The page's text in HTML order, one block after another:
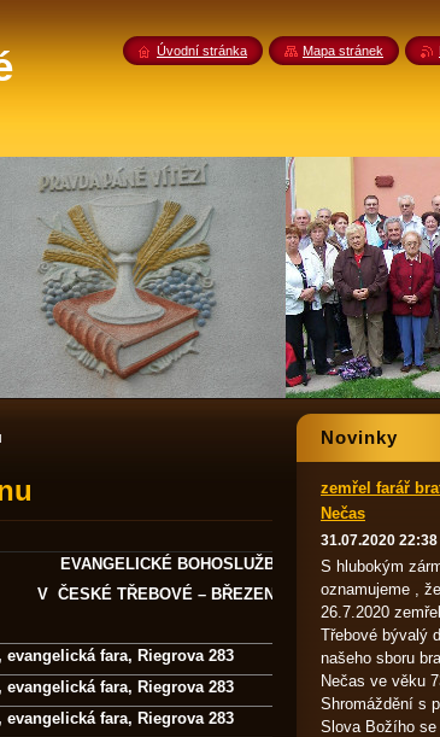
EVANGELICKÉ BOHOSLUŽBY
V ČESKÉ TŘEBOVÉ – BŘEZEN 2016
evangelická fara, Riegrova 283
evangelická fara, Riegrova 283
evangelická fara, Riegrova 283
Novinky
zemřel farář
Nečas
31.07.2020 22:38
S hlubokým
oznamujeme ,
26.7.2020
Třebové bývalý
našeho sboru
Nečas ve věku
Shromáždění s
Slova Božího
Úvodní stránka Mapa stránek